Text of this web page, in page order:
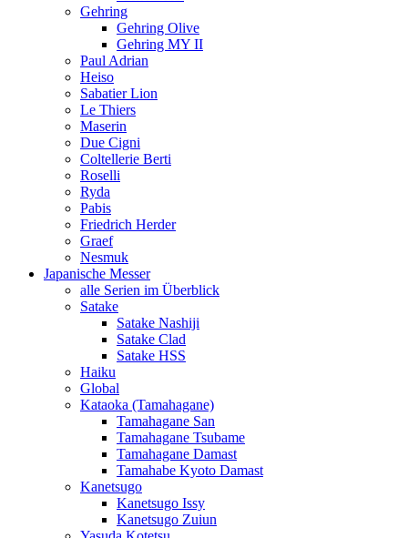
Gehring
Gehring Olive
Gehring MY II
Paul Adrian
Heiso
Sabatier Lion
Le Thiers
Maserin
Due Cigni
Coltellerie Berti
Roselli
Ryda
Pabis
Friedrich Herder
Graef
Nesmuk
Japanische Messer
alle Serien im Überblick
Satake
Satake Nashiji
Satake Clad
Satake HSS
Haiku
Global
Kataoka (Tamahagane)
Tamahagane San
Tamahagane Tsubame
Tamahagane Damast
Tamahabe Kyoto Damast
Kanetsugo
Kanetsugo Issy
Kanetsugo Zuiun